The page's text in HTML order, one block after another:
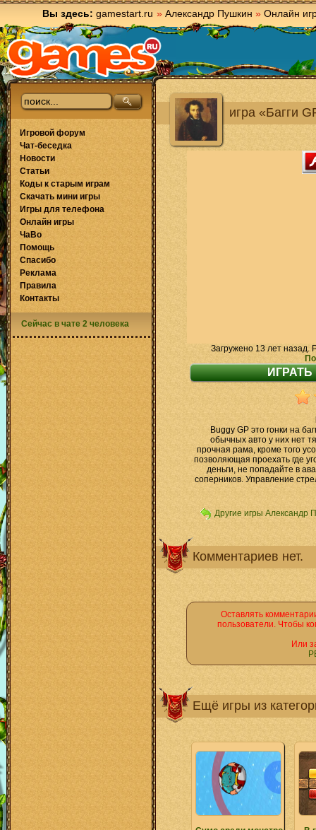
Вы здесь: gamestart.ru » Александр Пушкин » Онлайн
игра «Багги
Загружено 13 лет назад.
Buggy GP это гонки на
обычных авто у них нет
прочная рама, кроме того
позволяющая проехать где
деньги, не попадайте в
соперников. Управление
Другие игры Александр
Комментариев нет.
Оставлять
пользователи. Чтобы
Или
Ещё игры из
Игровой форум
Чат-беседка
Новости
Статьи
Коды к старым играм
Скачать мини игры
Игры для телефона
Онлайн игры
ЧаВо
Помощь
Спасибо
Реклама
Правила
Контакты
Сейчас в чате 2 человека